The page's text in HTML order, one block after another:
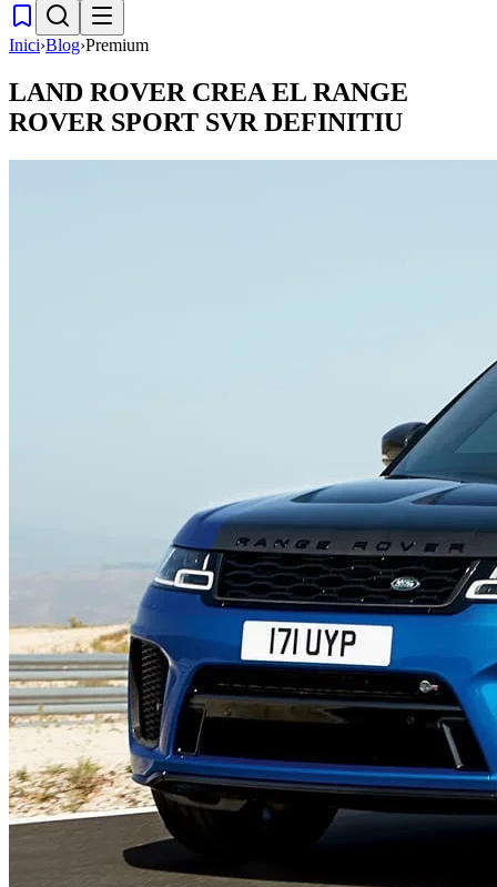
Inici›Blog›Premium
LAND ROVER CREA EL RANGE
ROVER SPORT SVR DEFINITIU